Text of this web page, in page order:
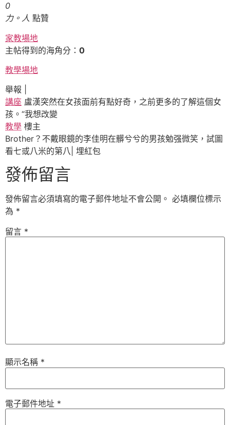
0
力。人 點贊
家教場地
主帖得到的海角分： 0
教學場地
舉報 |
講座 盧漢突然在女孩面前有點好奇，之前更多的了解這個女
孩。“我想改變
教學 樓主
Brother？不戴眼鏡的李佳明在髒兮兮的男孩勉强微笑，試圖
看七或八米的第八| 埋紅包
發佈留言
發佈留言必須填寫的電子郵件地址不會公開。 必填欄位標示
為 *
留言 *
顯示名稱 *
電子郵件地址 *